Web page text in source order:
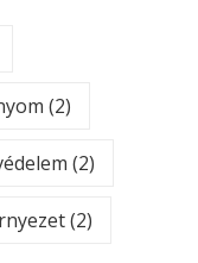
(2)
(2)
(2)